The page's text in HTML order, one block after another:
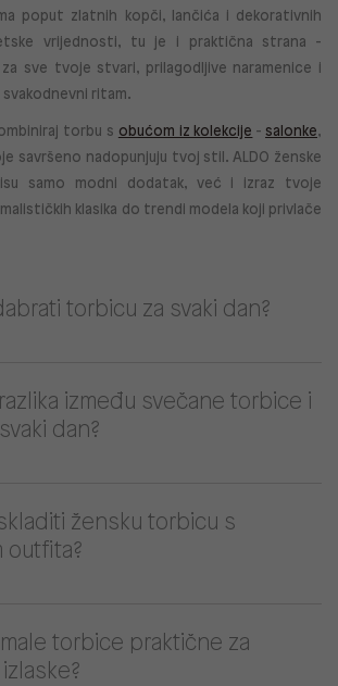
poput zlatnih kopči, lančića i dekorativnih
vrijednosti, tu je i praktična strana -
sve tvoje stvari, prilagodljive naramenice i
ritam.
torbu s obućom iz kolekcije - salonke,
savršeno nadopunjuju tvoj stil. ALDO ženske
samo modni dodatak, već i izraz tvoje
klasika do trendi modela koji privlače
torbicu za svaki dan?
razlika između svečane torbice i
dan?
žensku torbicu s
outfita?
torbice praktične za